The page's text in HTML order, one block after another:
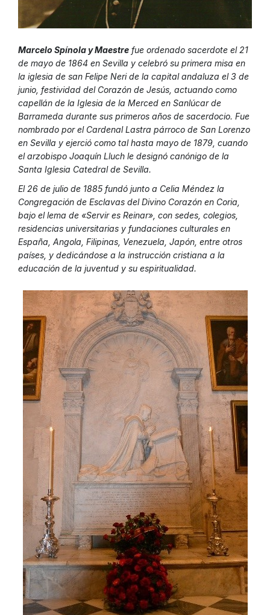
Marcelo Spínola y Maestre fue ordenado sacerdote el 21
de mayo de 1864 en Sevilla y celebró su primera misa en
la iglesia de san Felipe Neri de la capital andaluza el 3 de
junio, festividad del Corazón de Jesús, actuando como
capellán de la Iglesia de la Merced en Sanlúcar de
Barrameda durante sus primeros años de sacerdocio. Fue
nombrado por el Cardenal Lastra párroco de San Lorenzo
en Sevilla y ejerció como tal hasta mayo de 1879, cuando
el arzobispo Joaquín Lluch le designó canónigo de la
Santa Iglesia Catedral de Sevilla.
El 26 de julio de 1885 fundó junto a Celia Méndez la
Congregación de Esclavas del Divino Corazón en Coria,
bajo el lema de «Servir es Reinar», con sedes, colegios,
residencias universitarias y fundaciones culturales en
España, Angola, Filipinas, Venezuela, Japón, entre otros
países, y dedicándose a la instrucción cristiana a la
educación de la juventud y su espiritualidad.